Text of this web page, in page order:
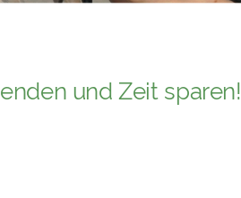
und Zeit sparen!